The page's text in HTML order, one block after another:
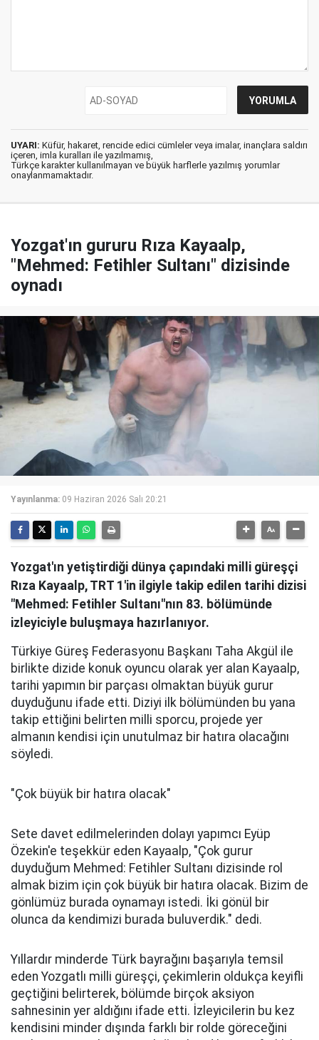
UYARI: Küfür, hakaret, rencide edici cümleler veya imalar, inançlara saldırı
içeren, imla kuralları ile yazılmamış,
Türkçe karakter kullanılmayan ve büyük harflerle yazılmış yorumlar
onaylanmamaktadır.
Yozgat'ın gururu Rıza Kayaalp,
"Mehmed: Fetihler Sultanı" dizisinde
oynadı
Yayınlanma: 09 Haziran 2026 Salı 20:21
Yozgat'ın yetiştirdiği dünya çapındaki milli güreşçi
Rıza Kayaalp, TRT 1'in ilgiyle takip edilen tarihi dizisi
"Mehmed: Fetihler Sultanı"nın 83. bölümünde
izleyiciyle buluşmaya hazırlanıyor.
Türkiye Güreş Federasyonu Başkanı Taha Akgül ile
birlikte dizide konuk oyuncu olarak yer alan Kayaalp,
tarihi yapımın bir parçası olmaktan büyük gurur
duyduğunu ifade etti. Diziyi ilk bölümünden bu yana
takip ettiğini belirten milli sporcu, projede yer
almanın kendisi için unutulmaz bir hatıra olacağını
söyledi.
"Çok büyük bir hatıra olacak"
Sete davet edilmelerinden dolayı yapımcı Eyüp
Özekin'e teşekkür eden Kayaalp, "Çok gurur
duyduğum Mehmed: Fetihler Sultanı dizisinde rol
almak bizim için çok büyük bir hatıra olacak. Bizim de
gönlümüz burada oynamayı istedi. İki gönül bir
olunca da kendimizi burada buluverdik." dedi.
Yıllardır minderde Türk bayrağını başarıyla temsil
eden Yozgatlı milli güreşçi, çekimlerin oldukça keyifli
geçtiğini belirterek, bölümde birçok aksiyon
sahnesinin yer aldığını ifade etti. İzleyicilerin bu kez
kendisini minder dışında farklı bir rolde göreceğini